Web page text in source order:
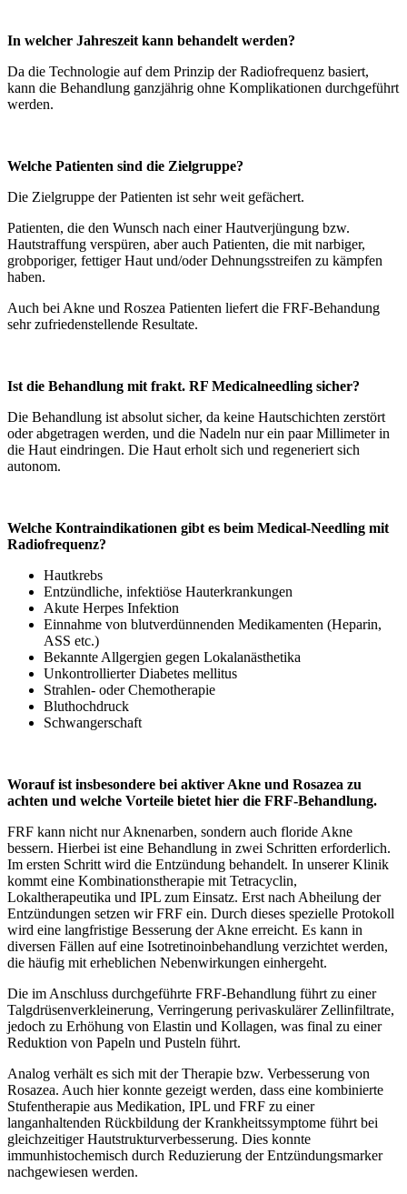
In welcher Jahreszeit kann behandelt werden?
Da die Technologie auf dem Prinzip der Radiofrequenz basiert,
kann die Behandlung ganzjährig ohne Komplikationen durchgeführt
werden.
Welche Patienten sind die Zielgruppe?
Die Zielgruppe der Patienten ist sehr weit gefächert.
Patienten, die den Wunsch nach einer Hautverjüngung bzw.
Hautstraffung verspüren, aber auch Patienten, die mit narbiger,
grobporiger, fettiger Haut und/oder Dehnungsstreifen zu kämpfen
haben.
Auch bei Akne und Roszea Patienten liefert die FRF-Behandung
sehr zufriedenstellende Resultate.
Ist die Behandlung mit frakt. RF Medicalneedling sicher?
Die Behandlung ist absolut sicher, da keine Hautschichten zerstört
oder abgetragen werden, und die Nadeln nur ein paar Millimeter in
die Haut eindringen. Die Haut erholt sich und regeneriert sich
autonom.
Welche Kontraindikationen gibt es beim Medical-Needling mit
Radiofrequenz?
Hautkrebs
Entzündliche, infektiöse Hauterkrankungen
Akute Herpes Infektion
Einnahme von blutverdünnenden Medikamenten (Heparin,
ASS etc.)
Bekannte Allgergien gegen Lokalanästhetika
Unkontrollierter Diabetes mellitus
Strahlen- oder Chemotherapie
Bluthochdruck
Schwangerschaft
Worauf ist insbesondere bei aktiver Akne und Rosazea zu
achten und welche Vorteile bietet hier die FRF-Behandlung.
FRF kann nicht nur Aknenarben, sondern auch floride Akne
bessern. Hierbei ist eine Behandlung in zwei Schritten erforderlich.
Im ersten Schritt wird die Entzündung behandelt. In unserer Klinik
kommt eine Kombinationstherapie mit Tetracyclin,
Lokaltherapeutika und IPL zum Einsatz. Erst nach Abheilung der
Entzündungen setzen wir FRF ein. Durch dieses spezielle Protokoll
wird eine langfristige Besserung der Akne erreicht. Es kann in
diversen Fällen auf eine Isotretinoinbehandlung verzichtet werden,
die häufig mit erheblichen Nebenwirkungen einhergeht.
Die im Anschluss durchgeführte FRF-Behandlung führt zu einer
Talgdrüsenverkleinerung, Verringerung perivaskulärer Zellinfiltrate,
jedoch zu Erhöhung von Elastin und Kollagen, was final zu einer
Reduktion von Papeln und Pusteln führt.
Analog verhält es sich mit der Therapie bzw. Verbesserung von
Rosazea. Auch hier konnte gezeigt werden, dass eine kombinierte
Stufentherapie aus Medikation, IPL und FRF zu einer
langanhaltenden Rückbildung der Krankheitssymptome führt bei
gleichzeitiger Hautstrukturverbesserung. Dies konnte
immunhistochemisch durch Reduzierung der Entzündungsmarker
nachgewiesen werden.